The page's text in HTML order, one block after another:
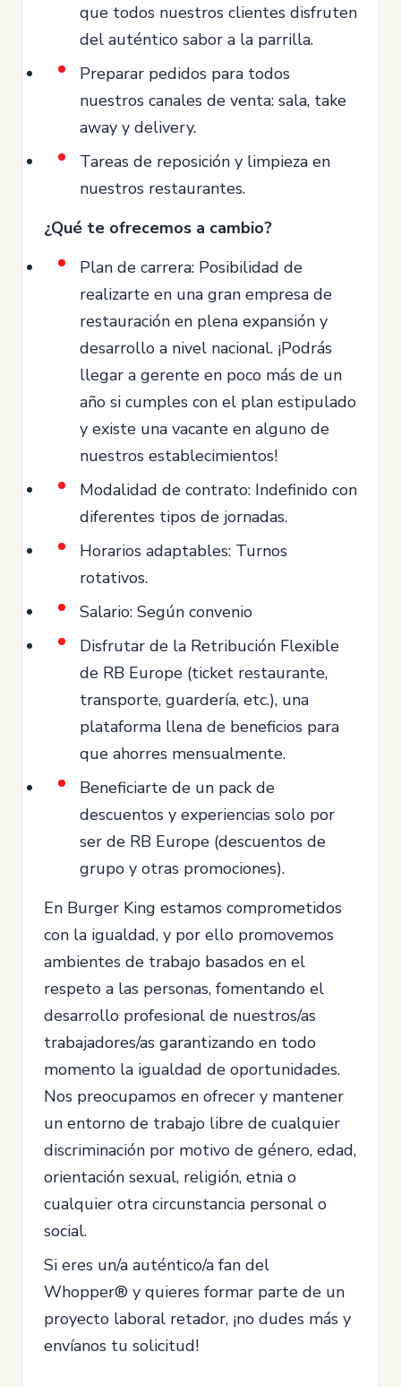
que todos nuestros clientes disfruten
del auténtico sabor a la parrilla.
Preparar pedidos para todos
nuestros canales de venta: sala, take
away y delivery.
Tareas de reposición y limpieza en
nuestros restaurantes.
¿Qué te ofrecemos a cambio?
Plan de carrera: Posibilidad de
realizarte en una gran empresa de
restauración en plena expansión y
desarrollo a nivel nacional. ¡Podrás
llegar a gerente en poco más de un
año si cumples con el plan estipulado
y existe una vacante en alguno de
nuestros establecimientos!
Modalidad de contrato: Indefinido con
diferentes tipos de jornadas.
Horarios adaptables: Turnos
rotativos.
Salario: Según convenio
Disfrutar de la Retribución Flexible
de RB Europe (ticket restaurante,
transporte, guardería, etc.), una
plataforma llena de beneficios para
que ahorres mensualmente.
Beneficiarte de un pack de
descuentos y experiencias solo por
ser de RB Europe (descuentos de
grupo y otras promociones).
En Burger King estamos comprometidos
con la igualdad, y por ello promovemos
ambientes de trabajo basados en el
respeto a las personas, fomentando el
desarrollo profesional de nuestros/as
trabajadores/as garantizando en todo
momento la igualdad de oportunidades.
Nos preocupamos en ofrecer y mantener
un entorno de trabajo libre de cualquier
discriminación por motivo de género, edad,
orientación sexual, religión, etnia o
cualquier otra circunstancia personal o
social.
Si eres un/a auténtico/a fan del
Whopper® y quieres formar parte de un
proyecto laboral retador, ¡no dudes más y
envíanos tu solicitud!